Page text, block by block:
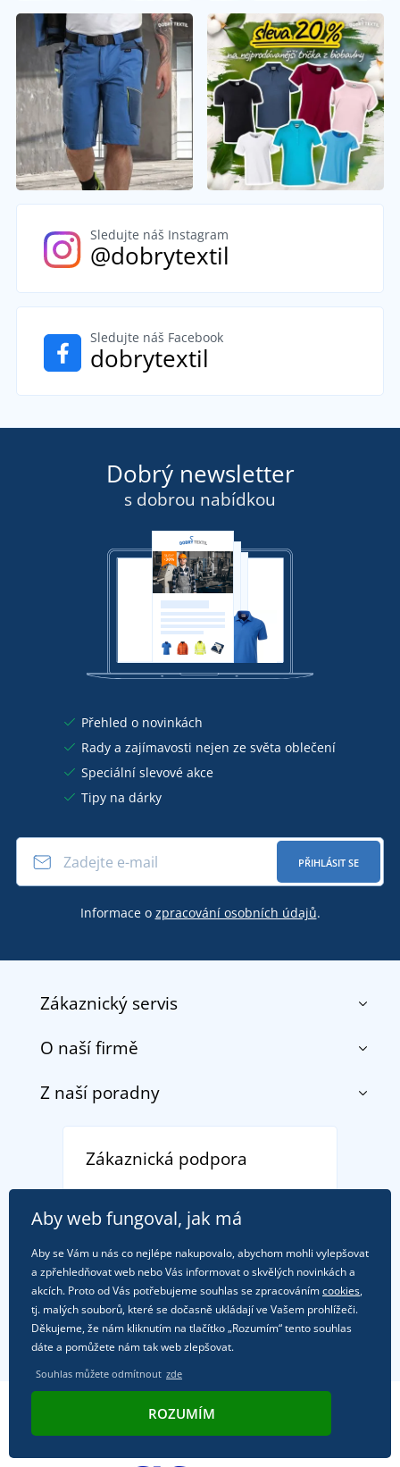
Sledujte náš Instagram
@dobrytextil
Sledujte náš Facebook
dobrytextil
Dobrý newsletter
s dobrou nabídkou
Přehled o novinkách
Rady a zajímavosti nejen ze světa oblečení
Speciální slevové akce
Tipy na dárky
PŘIHLÁSIT SE
Informace o zpracování osobních údajů.
Zákaznický servis
Kontakt
Doprava a platba
Vrácení zboží a reklamace
Potisk a výšivka
Věrnostní program BONTIS +
O naší firmě
O nás
DobrýTextil pro firmy a organizace
Kariéra
Z naší poradny
tradicí od roku 1976
Jak zvládnout horké letní dny v pohodě a bezpečí
Letní dobrodružství začíná balením aneb připravte
se na dovolenou bez starostí
Tipy na svěží outfity pro pohodové léto
Oblíbené tričko City v hlavní roli: outfity pro každou
příležitost!
Zákaznická podpora
(Po-Pá, 7-15:30)
obchod@dobrytextil.cz
Kde nás najdete
Aby web fungoval, jak má
Aby se Vám u nás co nejlépe nakupovalo, abychom mohli vylepšovat
a zpřehledňovat web nebo Vás informovat o skvělých novinkách a
akcích. Proto od Vás potřebujeme souhlas se zpracovánímcookies,
tj. malých souborů, které se dočasně ukládají ve Vašem prohlížeči.
Děkujeme, že nám kliknutím na tlačítko „Rozumím“ tento souhlas
dáte a pomůžete nám tak web zlepšovat.
Souhlas můžete odmítnout zde
ROZUMÍM